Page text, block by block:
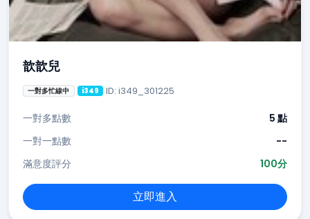
歆歆兒
一對多忙線中 i349 ID: i349_301225
一對多點數
5 點
一對一點數
--
滿意度評分
100分
立即進入